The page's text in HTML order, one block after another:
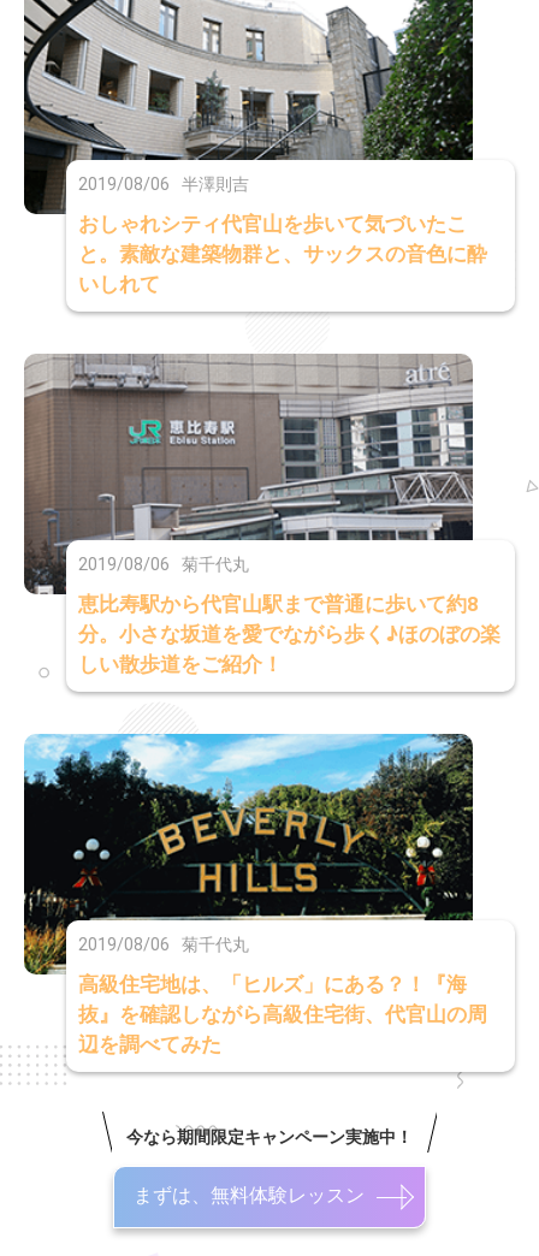
2019/08/06 半澤則吉
おしゃれシティ代官山を歩いて気づいたこ
と。素敵な建築物群と、サックスの音色に酔
いしれて
2019/08/06 菊千代丸
恵比寿駅から代官山駅まで普通に歩いて約8
分。小さな坂道を愛でながら歩く♪ほのぼの楽
しい散歩道をご紹介！
2019/08/06 菊千代丸
高級住宅地は、「ヒルズ」にある？！『海
抜』を確認しながら高級住宅街、代官山の周
辺を調べてみた
今なら期間限定キャンペーン実施中！
まずは、無料体験レッスン